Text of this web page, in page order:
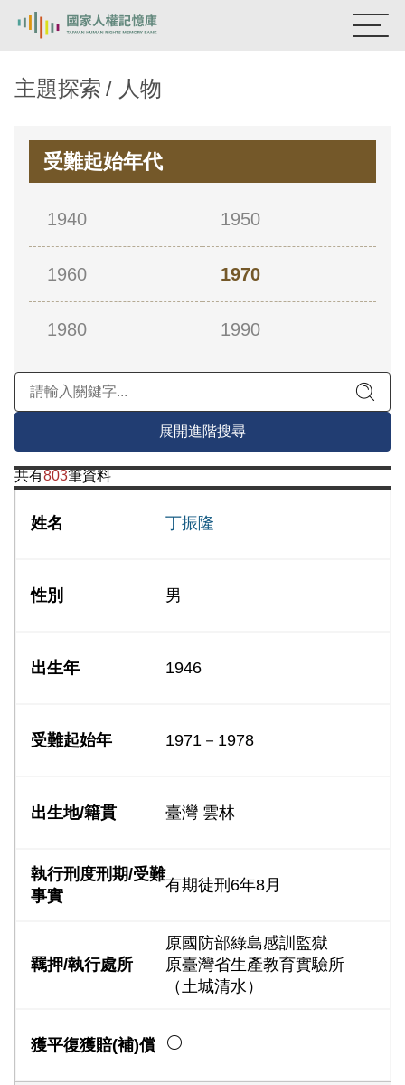
新生訓導處
蛋殼畫
關於我們
意見信箱
主題探索 人物
受難起始年代
1940 1950
1960 1970
1980 1990
展開進階搜尋
共有803筆資料
丁振隆
男
1946
1971－1978
臺灣 雲林
有期徒刑6年8月
原國防部綠島感訓監獄
原臺灣省生產教育實驗所
（土城清水）